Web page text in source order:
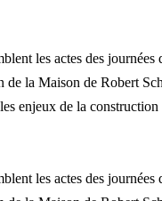
les actes des journées
la Maison de Robert
enjeux de la construction
les actes des journées